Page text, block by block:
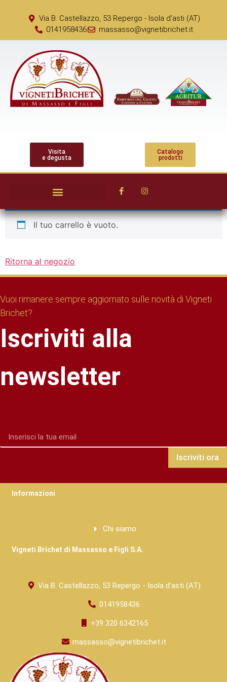
Via B. Castellazzo, 53 Repergo - Isola d'asti (AT)
0141958436
massasso@vignetibrichet.it
Visita
e degusta
Catalogo
prodotti
Il tuo carrello è vuoto.
Ritorna al negozio
Vuoi rimanere sempre aggiornato sulle novità di Vigneti
Brichet?
Iscriviti alla
newsletter
Iscriviti ora
Vigneti Brichet di Massasso e Figli S.A.
Via B. Castellazzo, 53 Repergo - Isola d'asti (AT)
0141958436
+39 320 6342165
massasso@vignetibrichet.it
Informazioni
Chi siamo